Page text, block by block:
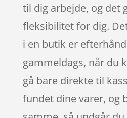
til dig arbejde, og det
fleksibilitet for dig.
i en butik er
gammeldags, når du
gå bare direkte til
fundet dine varer, og